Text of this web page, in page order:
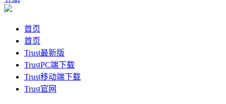
首页
首页
Trust最新版
TrustPC端下载
Trust移动端下载
Trust官网